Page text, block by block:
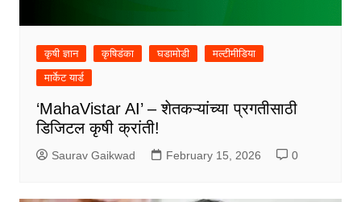
कृषी ज्ञान कृषिडंका घडामोडी
मल्टीमीडिया
मार्केट यार्ड
‘MahaVistar AI’ – शेतकऱ्यांच्या प्रगतीसाठी
डिजिटल कृषी क्रांती!
Saurav Gaikwad February 15, 2026 0